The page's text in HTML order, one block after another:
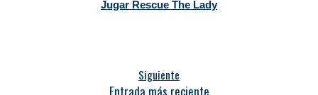
Jugar Rescue The Lady
Siguiente
Entrada más reciente